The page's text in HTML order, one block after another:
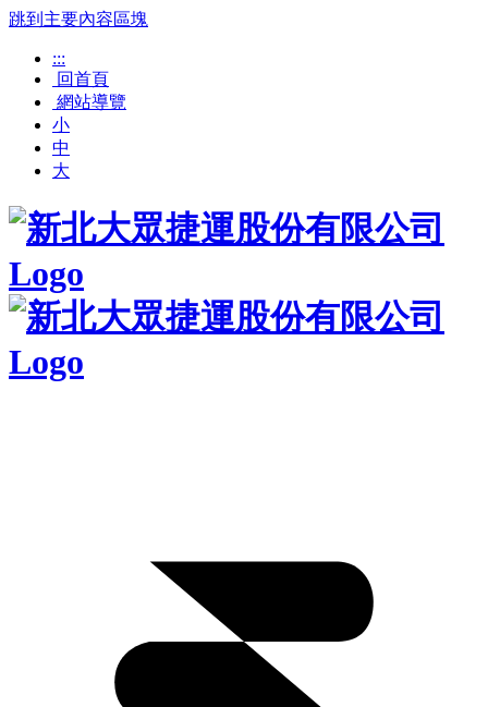
跳到主要內容區塊
:::
回首頁
網站導覽
小
中
大